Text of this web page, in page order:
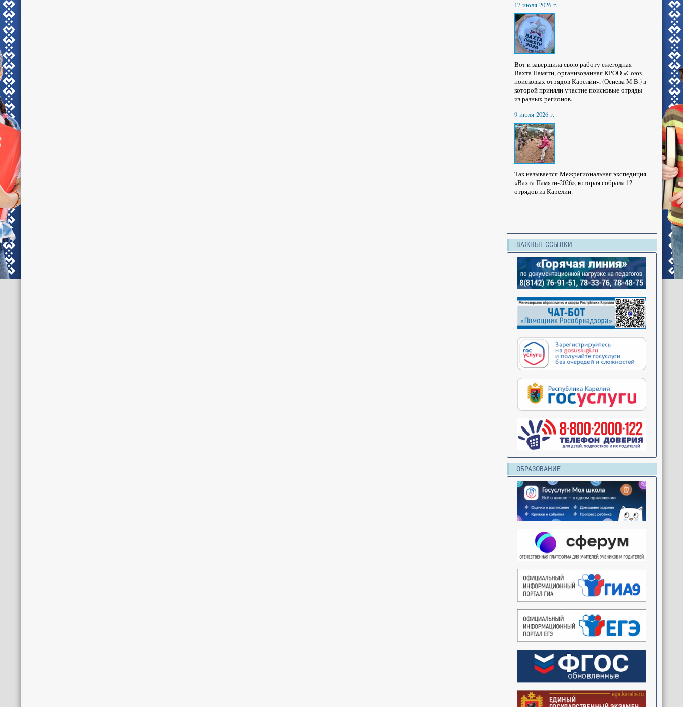
17 июля 2026 г.
Вот и завершила свою работу ежегодная
Вахта Памяти, организованная КРОО «Союз
поисковых отрядов Карелии», (Осиева М.В.) в
которой приняли участие поисковые отряды
из разных регионов.
9 июля 2026 г.
Так называется Межрегиональная экспедиция
«Вахта Памяти-2026», которая собрала 12
отрядов из Карелии.
ВАЖНЫЕ ССЫЛКИ
ОБРАЗОВАНИЕ